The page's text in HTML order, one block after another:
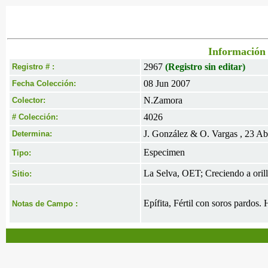
Información
Registro # : 2967 (Registro sin editar)
Fecha Colección: 08 Jun 2007
Colector: N.Zamora
# Colección: 4026
Determina: J. González & O. Vargas , 23
Tipo: Especimen
Sitio: La Selva, OET; Creciendo a
Notas de Campo : Epífita, Fértil con soros pardos.